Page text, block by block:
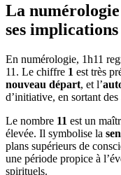
La
ses
En numérologie, 1h11
11. Le chiffre 1 est très
nouveau départ, et l’
d’initiative, en sortant des
Le nombre 11 est un
élevée. Il symbolise la
plans supérieurs de
une période propice à
spirituels.